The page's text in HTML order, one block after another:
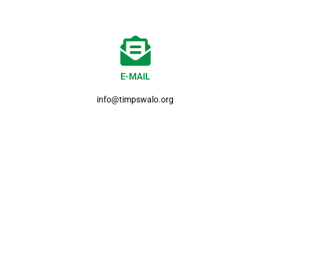
E-MAIL
info@timpswalo.org